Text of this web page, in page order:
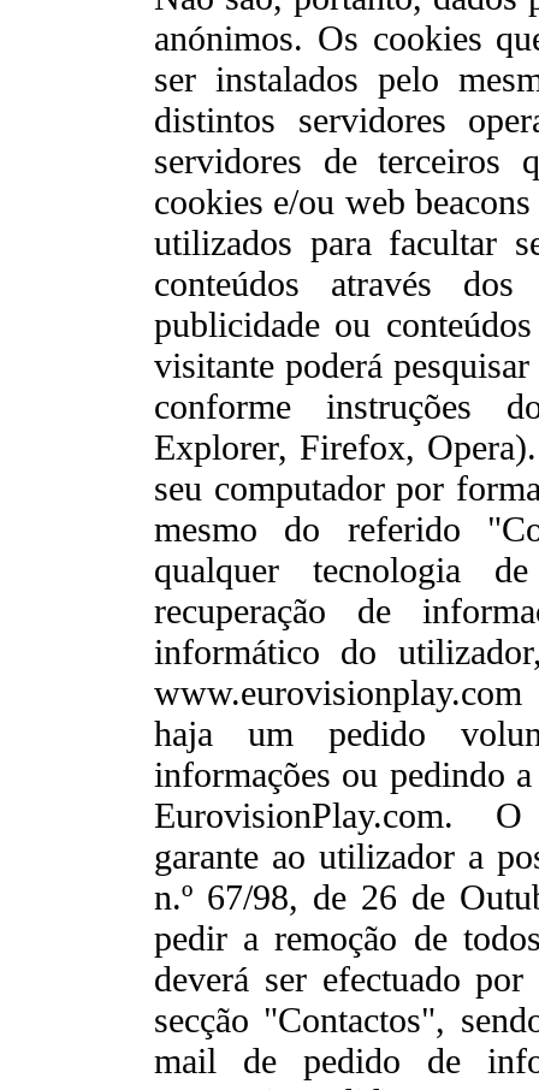
anónimos. Os cookies
ser instalados pelo
distintos servidores
servidores de terceiros
cookies e/ou web
utilizados para facultar
conteúdos através
publicidade ou
visitante poderá
conforme instruções
Explorer, Firefox,
seu computador por
mesmo do referido
qualquer tecnologia
recuperação de
informático do
haja um pedido
informações ou pedindo
EurovisionPlay.com.
garante ao utilizador a
n.º 67/98, de 26 de
pedir a remoção de
deverá ser efectuado
secção "Contactos",
mail de pedido de